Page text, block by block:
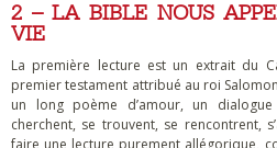
2 – LA BIBLE NOUS
VIE
La première lecture est un extrait du
premier testament attribué au roi
un long poème d’amour, un
cherchent, se trouvent, se rencontrent,
faire une lecture purement allégorique,